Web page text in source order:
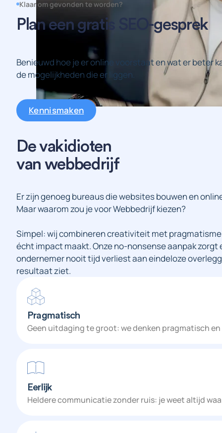
Klaar om gevonden te worden?
Plan een gratis SEO-gesprek
Benieuwd hoe je er online voorstaat en wat er beter
de mogelijkheden die er liggen.
Kennismaken
De vakidioten
van webbedrijf
Er zijn genoeg bureaus die websites bouwen en
Maar waarom zou je voor Webbedrijf kiezen?
Simpel: wij combineren creativiteit met
écht impact maakt. Onze no-nonsense aanpak zorgt
ondernemer nooit tijd verliest aan eindeloze
resultaat ziet.
Pragmatisch
Geen uitdaging te groot: we denken pragmatisch
Eerlijk
Heldere communicatie zonder ruis: je weet altijd